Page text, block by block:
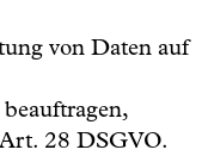
von Daten auf
28 DSGVO.